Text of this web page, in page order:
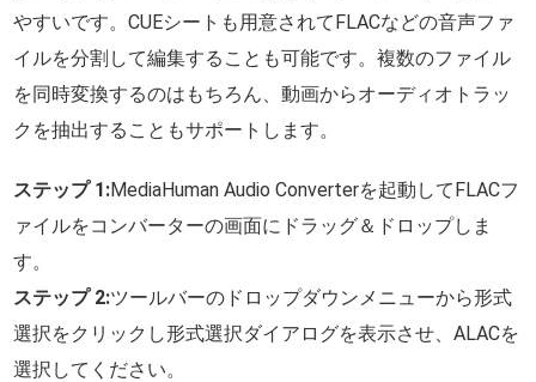
やすいです。CUEシートも用意されてFLACなどの音声ファ
イルを分割して編集することも可能です。複数のファイル
を同時変換するのはもちろん、動画からオーディオトラッ
クを抽出することもサポートします。
ステップ 1:MediaHuman Audio Converterを起動してFLACフ
ァイルをコンバーターの画面にドラッグ＆ドロップしま
す。
ステップ 2:ツールバーのドロップダウンメニューから形式
選択をクリックし形式選択ダイアログを表示させ、ALACを
選択してください。